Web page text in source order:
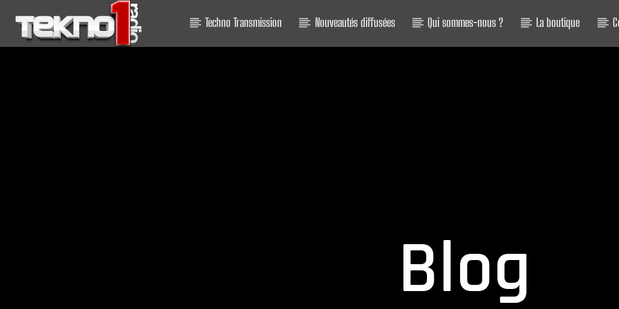
Techno Transmission Nouveautés diffusées Qui sommes-nous ? La boutique
Blog